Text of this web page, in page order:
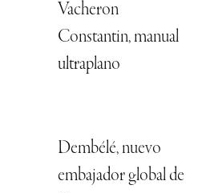
Vacheron
Constantin, manual
ultraplano
Dembélé, nuevo
embajador global de